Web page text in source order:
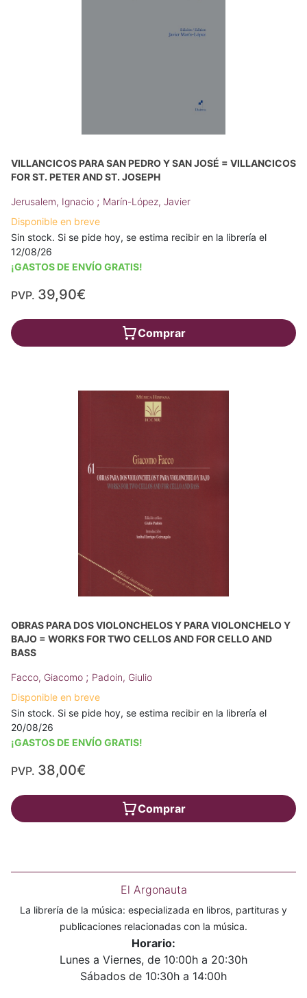
VILLANCICOS PARA SAN PEDRO Y SAN JOSÉ = VILLANCICOS
FOR ST. PETER AND ST. JOSEPH
Jerusalem, Ignacio ; Marín-López, Javier
Disponible en breve
Sin stock. Si se pide hoy, se estima recibir en la librería el
12/08/26
¡GASTOS DE ENVÍO GRATIS!
PVP. 39,90€
Comprar
OBRAS PARA DOS VIOLONCHELOS Y PARA VIOLONCHELO Y
BAJO = WORKS FOR TWO CELLOS AND FOR CELLO AND
BASS
Facco, Giacomo ; Padoin, Giulio
Disponible en breve
Sin stock. Si se pide hoy, se estima recibir en la librería el
20/08/26
¡GASTOS DE ENVÍO GRATIS!
PVP. 38,00€
Comprar
El Argonauta
La librería de la música: especializada en libros, partituras y
publicaciones relacionadas con la música.
Horario:
Lunes a Viernes, de 10:00h a 20:30h
Sábados de 10:30h a 14:00h